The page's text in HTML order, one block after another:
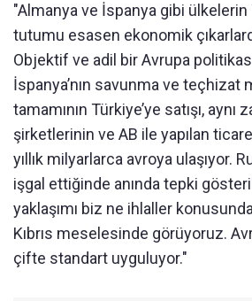
"Almanya ve İspanya gibi ülkelerin
tutumu esasen ekonomik
Objektif ve adil bir Avrupa
İspanya’nın savunma ve teçhizat
tamamının Türkiye’ye satışı, aynı
şirketlerinin ve AB ile yapılan
yıllık milyarlarca avroya ulaşıyor.
işgal ettiğinde anında tepki
yaklaşımı biz ne ihlaller
Kıbrıs meselesinde görüyoruz.
çifte standart uyguluyor."